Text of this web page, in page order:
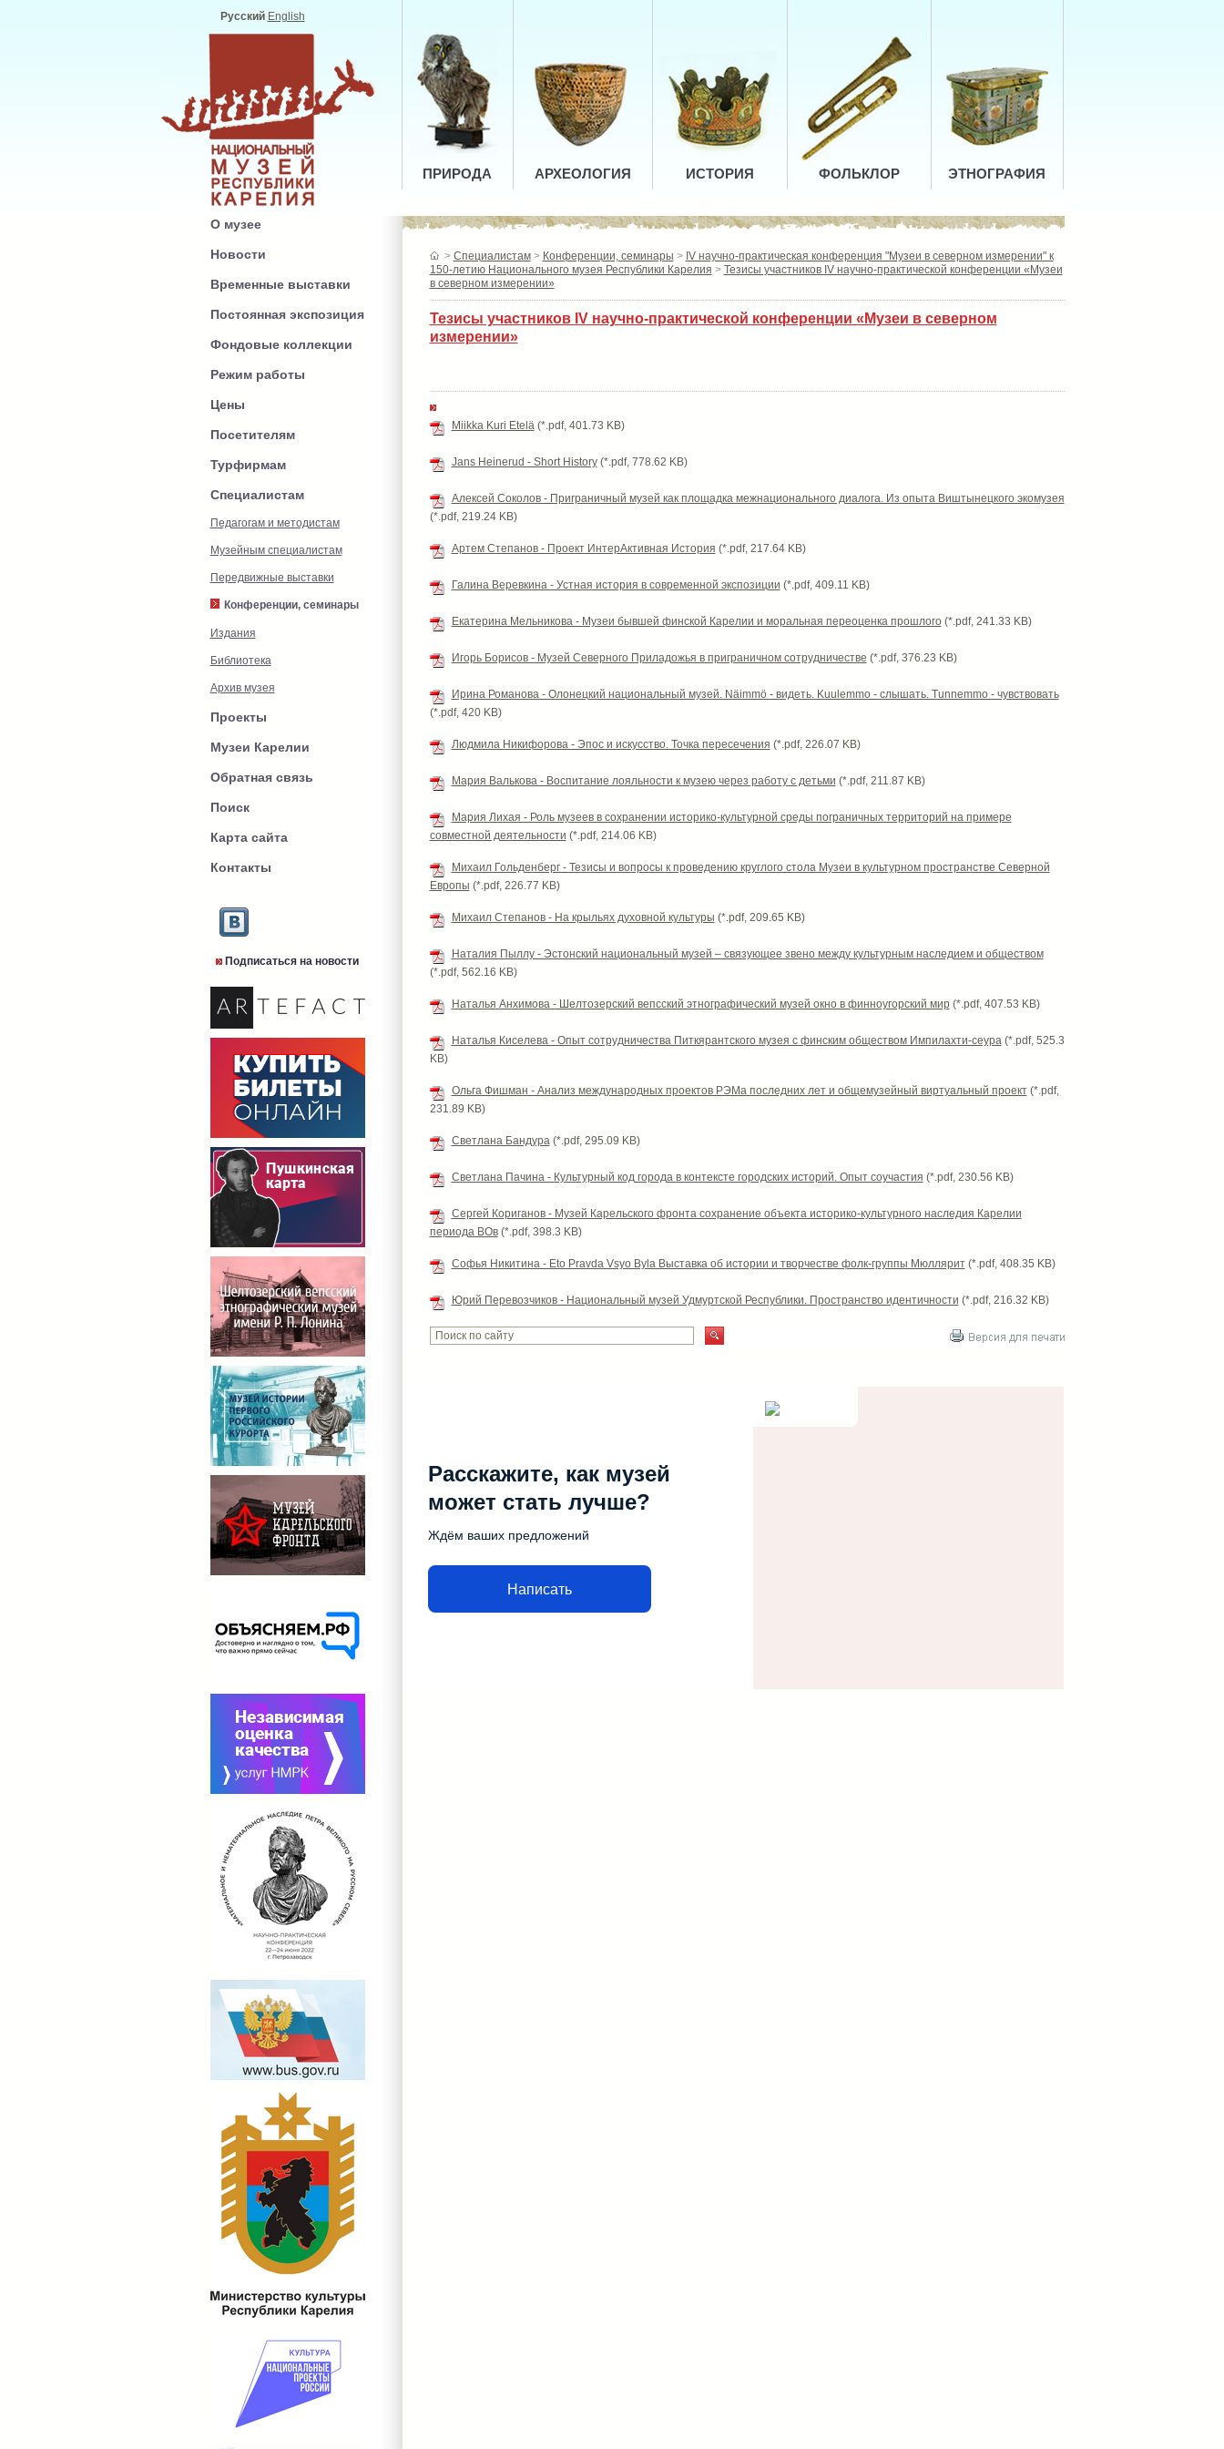
Русский English
ПРИРОДА АРХЕОЛОГИЯ ИСТОРИЯ ФОЛЬКЛОР ЭТНОГРАФИЯ
О музее
Новости
Временные выставки
Постоянная экспозиция
Фондовые коллекции
Режим работы
Цены
Посетителям
Турфирмам
Специалистам
Педагогам и методистам
Музейным специалистам
Передвижные выставки
Конференции, семинары
Издания
Библиотека
Архив музея
Проекты
Музеи Карелии
Обратная связь
Поиск
Карта сайта
Контакты
Подписаться на новости
> Специалистам> Конференции, семинары > IV научно-практическая конференция "Музеи в северном измерении" к
150-летию Национального музея Республики Карелия > Тезисы участников IV научно-практической конференции «Музеи
в северном измерении»
Тезисы участников IV научно-практической конференции «Музеи в северном
измерении»
Miikka Kuri Etelä (*.pdf, 401.73 KB)
Jans Heinerud - Short History(*.pdf, 778.62 KB)
Алексей Соколов - Приграничный музей как площадка межнационального диалога. Из опыта Виштынецкого экомузея
(*.pdf, 219.24 KB)
Артем Степанов - Проект ИнтерАктивная История (*.pdf, 217.64 KB)
Галина Веревкина - Устная история в современной экспозиции (*.pdf, 409.11 KB)
Екатерина Мельникова - Музеи бывшей финской Карелии и моральная переоценка прошлого(*.pdf, 241.33 KB)
Игорь Борисов - Музей Северного Приладожья в приграничном сотрудничестве (*.pdf, 376.23 KB)
Ирина Романова - Олонецкий национальный музей. Nӓimmӧ - видеть. Kuulemmo - слышать. Tunnemmo - чувствовать
(*.pdf, 420 KB)
Людмила Никифорова - Эпос и искусство. Точка пересечения (*.pdf, 226.07 KB)
Мария Валькова - Воспитание лояльности к музею через работу с детьми (*.pdf, 211.87 KB)
Мария Лихая - Роль музеев в сохранении историко-культурной среды пограничных территорий на примере
совместной деятельности (*.pdf, 214.06 KB)
Михаил Гольденберг - Тезисы и вопросы к проведению круглого стола Музеи в культурном пространстве Северной
Европы (*.pdf, 226.77 KB)
Михаил Степанов - На крыльях духовной культуры (*.pdf, 209.65 KB)
Наталия Пыллу - Эстонский национальный музей – связующее звено между культурным наследием и обществом
(*.pdf, 562.16 KB)
Наталья Анхимова - Шелтозерский вепсский этнографический музей окно в финноугорский мир(*.pdf, 407.53 KB)
Наталья Киселева - Опыт сотрудничества Питкярантского музея с финским обществом Импилахти-сеура (*.pdf, 525.3
KB)
Ольга Фишман - Анализ международных проектов РЭМа последних лет и общемузейный виртуальный проект(*.pdf,
231.89 KB)
Светлана Бандура (*.pdf, 295.09 KB)
Светлана Пачина - Культурный код города в контексте городских историй. Опыт соучастия (*.pdf, 230.56 KB)
Сергей Кориганов - Музей Карельского фронта сохранение объекта историко-культурного наследия Карелии
периода ВОв(*.pdf, 398.3 KB)
Софья Никитина - Eto Pravda Vsyo Byla Выставка об истории и творчестве фолк-группы Мюллярит(*.pdf, 408.35 KB)
Юрий Перевозчиков - Национальный музей Удмуртской Республики. Пространство идентичности (*.pdf, 216.32 KB)
Расскажите, как музей
может стать лучше?
Ждём ваших предложений
Написать